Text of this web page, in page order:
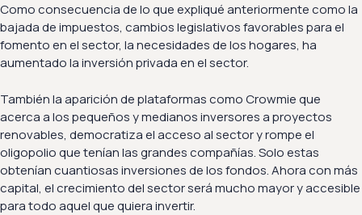
Como consecuencia de lo que expliqué anteriormente como la
bajada de impuestos, cambios legislativos favorables para el
fomento en el sector, la necesidades de los hogares, ha
aumentado la inversión privada en el sector.
También la aparición de plataformas como Crowmie que
acerca a los pequeños y medianos inversores a proyectos
renovables, democratiza el acceso al sector y rompe el
oligopolio que tenían las grandes compañías. Solo estas
obtenían cuantiosas inversiones de los fondos. Ahora con más
capital, el crecimiento del sector será mucho mayor y accesible
para todo aquel que quiera invertir.